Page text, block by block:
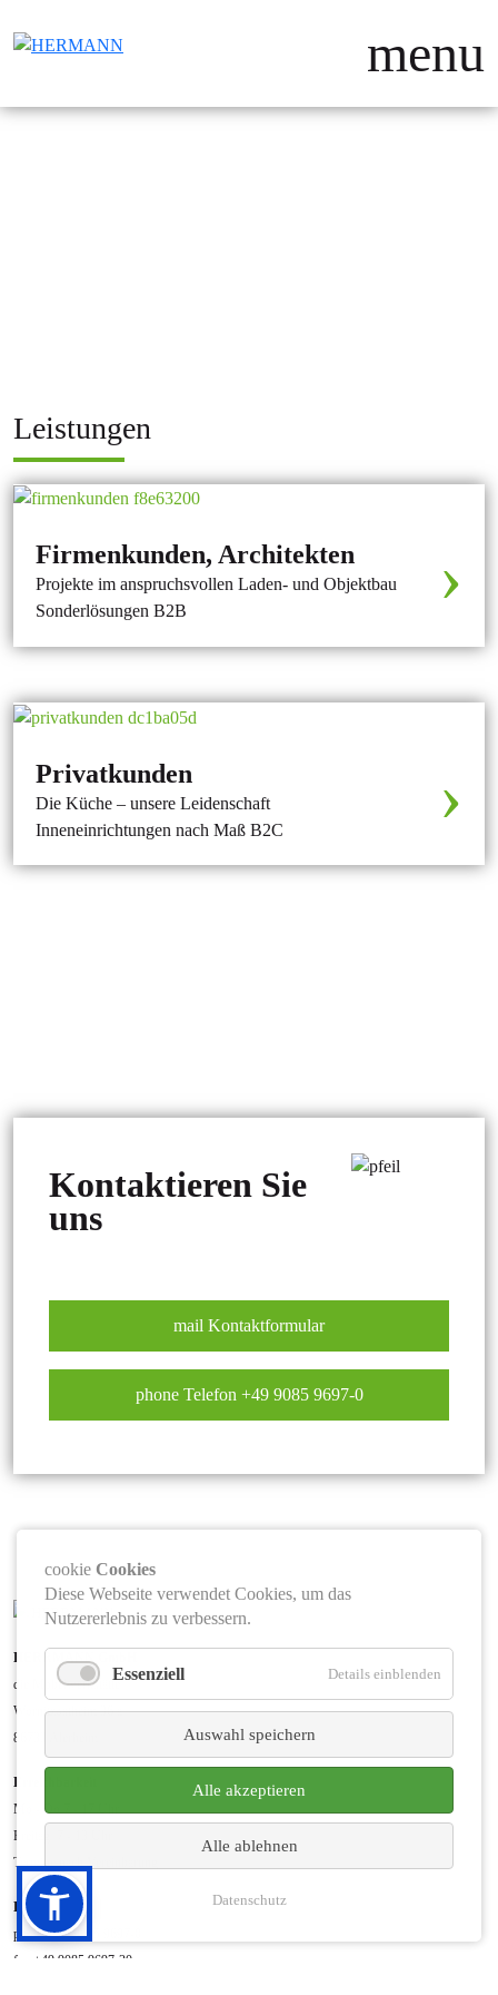
menu
Leistungen
Firmenkunden, Architekten
Projekte im anspruchsvollen Laden- und Objektbau
Sonderlösungen B2B
›
Privatkunden
Die Küche – unsere Leidenschaft
Inneneinrichtungen nach Maß B2C
›
Kontaktieren Sie
uns
mail Kontaktformular
phoneTelefon +49 9085 9697-0
HERRMANN GmbH
die Möbelwerkstätte
Wörnitzostheim 36 a
86733 Alerheim
Erreichbarkeit
Mo - Do 7 - 17 Uhr
Freitag 7 - 13 Uhr
Termine nach Vereinbarung
Kontakt
phone+49 9085 9697-0
fax
+49 9085 9697-30
cookie Cookies
Diese Webseite verwendet Cookies, um das
Nutzererlebnis zu verbessern.
Essenziell Details einblenden
Auswahl speichern
Alle akzeptieren
Alle ablehnen
Datenschutz